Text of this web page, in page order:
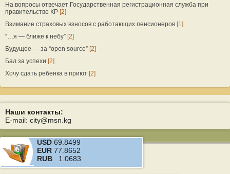
На вопросы отвечает Государственная регистрационная служба при
правительстве КР [2]
Взимание страховых взносов с работающих пенсионеров [1]
“…я — ближе к небу” [2]
Будущее — за “open source” [2]
Бал за успехи [2]
Хочу сдать ребенка в приют [2]
Наши контакты:
E-mail: city@msn.kg
USD 69.8499
EUR 77.8652
RUB 1.0683